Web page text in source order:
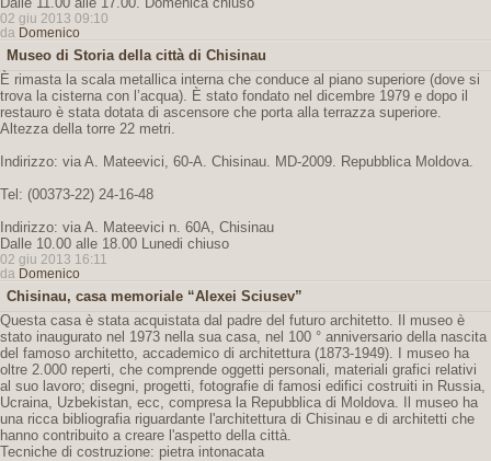
02 giu 2013 09:10
da Domenico
Museo di Storia della città di Chisinau
È rimasta la scala metallica interna che conduce al piano superiore (dove si
trova la cisterna con l’acqua). È stato fondato nel dicembre 1979 e dopo il
restauro è stata dotata di ascensore che porta alla terrazza superiore.
Altezza della torre 22 metri.
Indirizzo: via A. Mateevici, 60-A. Chisinau. MD-2009. Repubblica Moldova.
Tel: (00373-22) 24-16-48
Indirizzo: via A. Mateevici n. 60A, Chisinau
Dalle 10.00 alle 18.00 Lunedi chiuso
02 giu 2013 16:11
da Domenico
Chisinau, casa memoriale “Alexei Sciusev”
Questa casa è stata acquistata dal padre del futuro architetto. Il museo è
stato inaugurato nel 1973 nella sua casa, nel 100 ° anniversario della nascita
del famoso architetto, accademico di architettura (1873-1949). I museo ha
oltre 2.000 reperti, che comprende oggetti personali, materiali grafici relativi
al suo lavoro; disegni, progetti, fotografie di famosi edifici costruiti in Russia,
Ucraina, Uzbekistan, ecc, compresa la Repubblica di Moldova. Il museo ha
una ricca bibliografia riguardante l'architettura di Chisinau e di architetti che
hanno contribuito a creare l'aspetto della città.
Tecniche di costruzione: pietra intonacata